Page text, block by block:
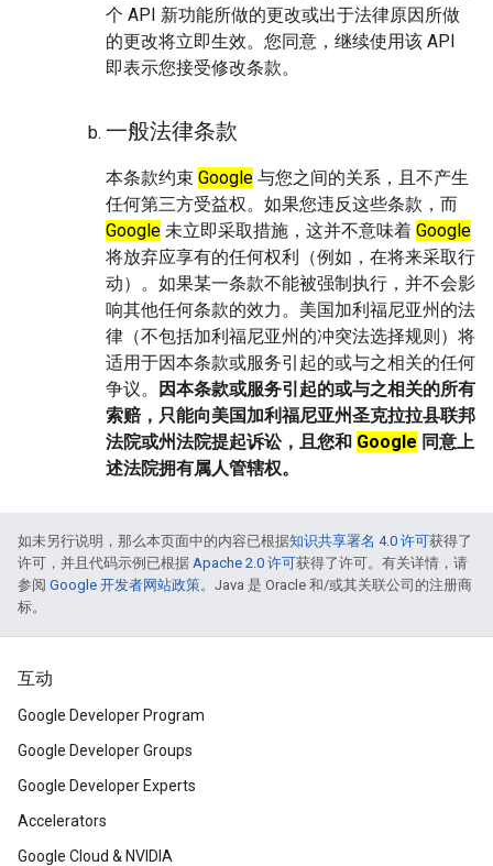
个 API 新功能所做的更改或出于法律原因所做
的更改将立即生效。您同意，继续使用该 API
即表示您接受修改条款。
一般法律条款
本条款约束 Google 与您之间的关系，且不产生
任何第三方受益权。如果您违反这些条款，而
Google 未立即采取措施，这并不意味着 Google
将放弃应享有的任何权利（例如，在将来采取行
动）。如果某一条款不能被强制执行，并不会影
响其他任何条款的效力。美国加利福尼亚州的法
律（不包括加利福尼亚州的冲突法选择规则）将
适用于因本条款或服务引起的或与之相关的任何
争议。
因本条款或服务引起的或与之相关的所有
索赔，只能向美国加利福尼亚州圣克拉拉县联邦
法院或州法院提起诉讼，且您和 Google 同意上
述法院拥有属人管辖权。
如未另行说明，那么本页面中的内容已根据知识共享署名 4.0 许可获得了
许可，并且代码示例已根据 Apache 2.0 许可获得了许可。有关详情，请
参阅 Google 开发者网站政策。Java 是 Oracle 和/或其关联公司的注册商
标。
互动
Google Developer Program
Google Developer Groups
Google Developer Experts
Accelerators
Google Cloud & NVIDIA